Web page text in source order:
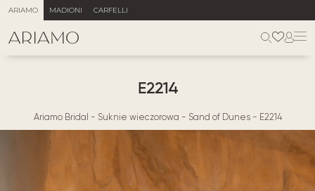
ARIAMO MADIONI CARFELLI
E2214
Ariamo Bridal - Suknie wieczorowa - Sand of Dunes- E2214